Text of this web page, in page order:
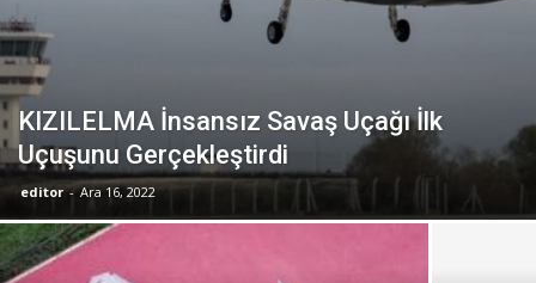
KIZILELMA İnsansız Savaş Uçağı İlk
Uçuşunu Gerçekleştirdi
editor - Ara 16, 2022